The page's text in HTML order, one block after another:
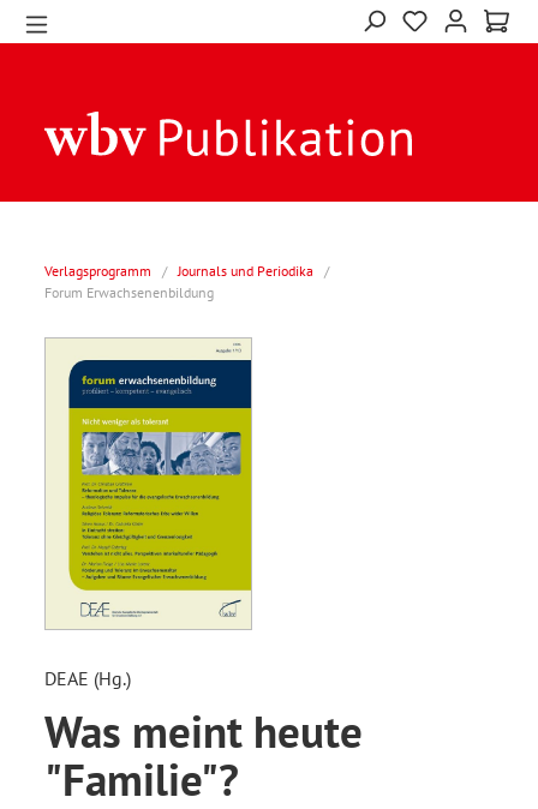
Verlagsprogramm / Journals und Periodika
/
Forum Erwachsenenbildung
DEAE (Hg.)
Was meint heute
"Familie"?